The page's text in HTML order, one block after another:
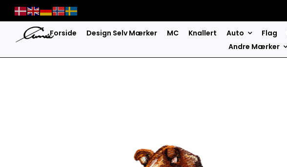
content
Forside Design Selv Mærker MC Knallert Auto Flag
Andre Mærker